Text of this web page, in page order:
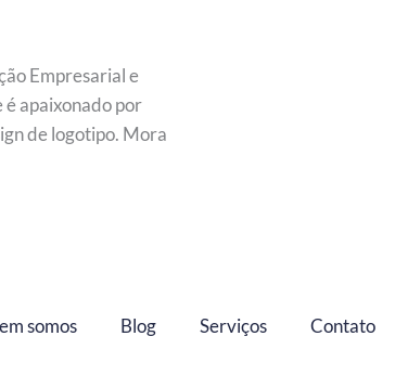
Empresarial e
é apaixonado por
de logotipo. Mora
somos Blog Serviços Contato